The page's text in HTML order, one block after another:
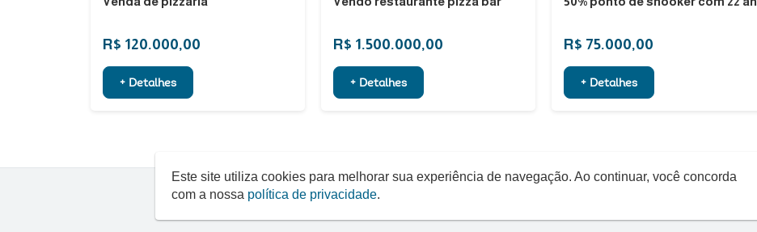
R$ 1.500.000,00
+ Detalhes
R$ 75.000,00
+ Detalhes
R$ 2.500.000,00
+ Detalhes
Este site utiliza cookies para melhorar sua experiência de navegação. Ao continuar, você concorda
com a nossa política de privacidade.